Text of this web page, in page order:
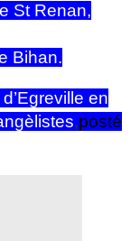
Renan,
en
,posté